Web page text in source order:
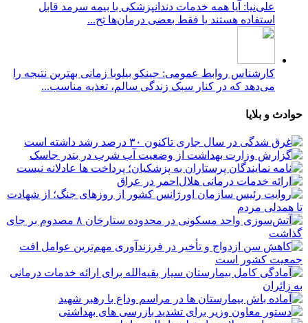
علی‌نیا: آیا همه خدمات دندانپزشکی با بیمه سرمد قابل
استفاده هستند یا فقط بعضی درمان‌ها تح...
کارشناس روابط عمومی: جینکو بیلوبا زمانی بهترین نتیجه را
می‌دهد که در کنار سبک زندگی سالم، تغذیه مناسب...
حوادث و بلایا